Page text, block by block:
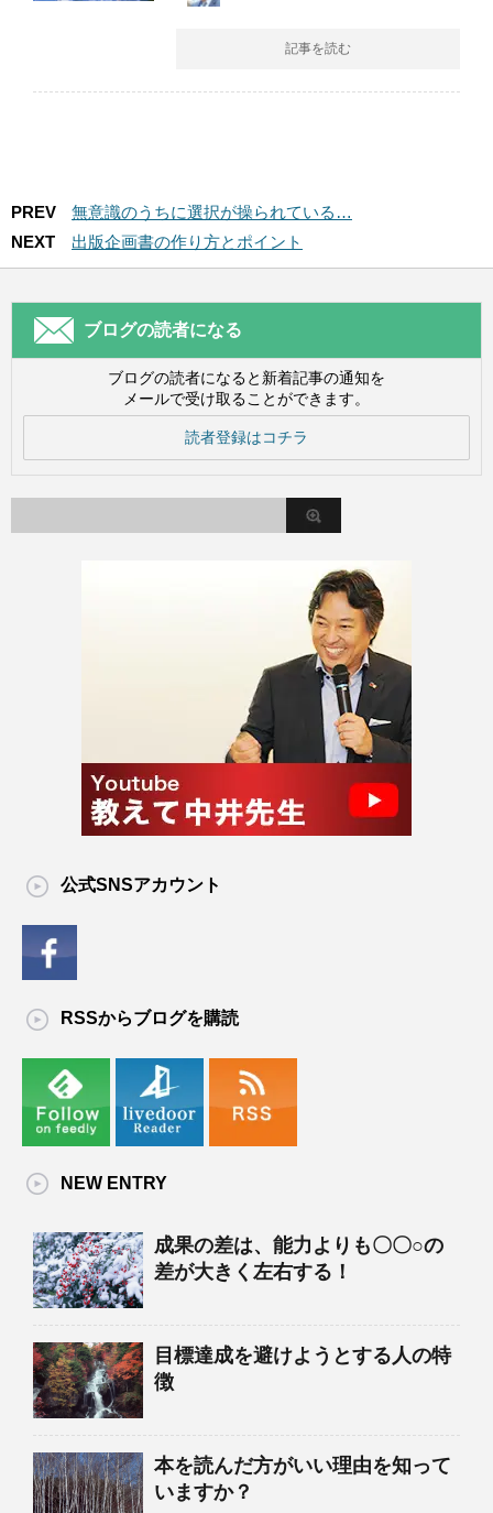
記事を読む
PREV
無意識のうちに選択が操られている…
NEXT
出版企画書の作り方とポイント
ブログの読者になる
ブログの読者になると新着記事の通知を
メールで受け取ることができます。
読者登録はコチラ
公式SNSアカウント
RSSからブログを購読
NEW ENTRY
成果の差は、能力よりも〇〇○の
差が大きく左右する！
目標達成を避けようとする人の特
徴
本を読んだ方がいい理由を知って
いますか？